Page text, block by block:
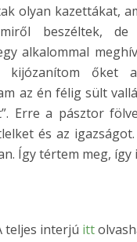
olyan kazettákat,
beszéltek,
alkalommal
őket
az én félig sült
Erre a pásztor
és az
Így tértem meg, így
teljes interjú itt